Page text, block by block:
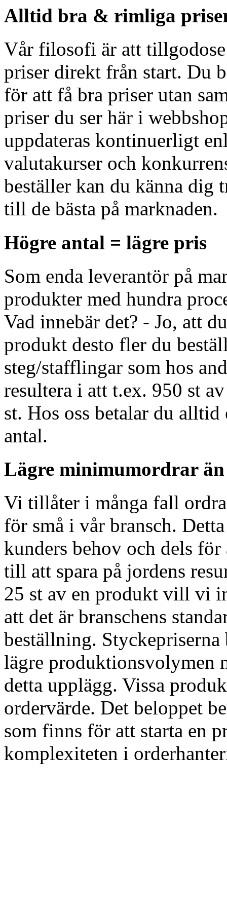
Alltid bra & rimliga
Vår filosofi är att
priser direkt från start. Du
för att få bra priser utan
priser du ser här i
uppdateras kontinuerligt
valutakurser och
beställer kan du känna dig
till de bästa på marknaden.
Högre antal = lägre pris
Som enda leverantör på
produkter med hundra
Vad innebär det? - Jo, att
produkt desto fler du
steg/stafflingar som hos
resultera i att t.ex. 950 st
st. Hos oss betalar du
antal.
Lägre minimumordrar
Vi tillåter i många fall
för små i vår bransch.
kunders behov och dels
till att spara på jordens
25 st av en produkt vill vi
att det är branschens
beställning.
lägre produktionsvolymen
detta upplägg. Vissa
ordervärde. Det beloppet
som finns för att starta en
komplexiteten i